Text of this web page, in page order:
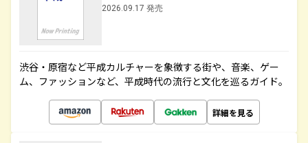
2026.09.17 発売
渋谷・原宿など平成カルチャーを象徴する街や、音楽、ゲー
ム、ファッションなど、平成時代の流行と文化を巡るガイド。
詳細を見る